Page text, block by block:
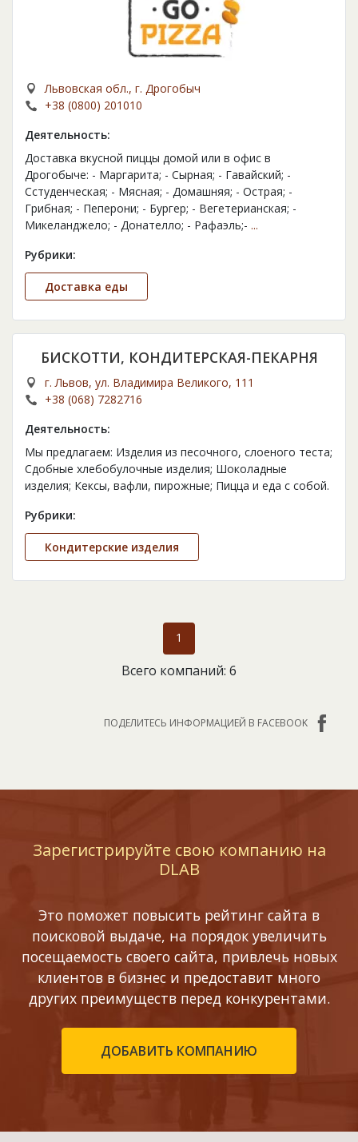
Львовская обл., г. Дрогобыч
+38 (0800) 201010
Деятельность:
Доставка вкусной пиццы домой или в офис в
Дрогобыче: - Маргарита; - Сырная; - Гавайский; -
Сстуденческая; - Мясная; - Домашняя; - Острая; -
Грибная; - Пеперони; - Бургер; - Вегетерианская; -
Микеланджело; - Донателло; - Рафаэль;- ...
Рубрики:
Доставка еды
БИСКОТТИ, КОНДИТЕРСКАЯ-ПЕКАРНЯ
г. Львов, ул. Владимира Великого, 111
+38 (068) 7282716
Деятельность:
Мы предлагаем: Изделия из песочного, слоеного теста;
Сдобные хлебобулочные изделия; Шоколадные
изделия; Кексы, вафли, пирожные; Пицца и еда с собой.
Рубрики:
Кондитерские изделия
1
Всего компаний: 6
ПОДЕЛИТЕСЬ ИНФОРМАЦИЕЙ В FACEBOOK
Зарегистрируйте свою компанию на
DLAB
Это поможет повысить рейтинг сайта в
поисковой выдаче, на порядок увеличить
посещаемость своего сайта, привлечь новых
клиентов в бизнес и предоставит много
других преимуществ перед конкурентами.
ДОБАВИТЬ КОМПАНИЮ